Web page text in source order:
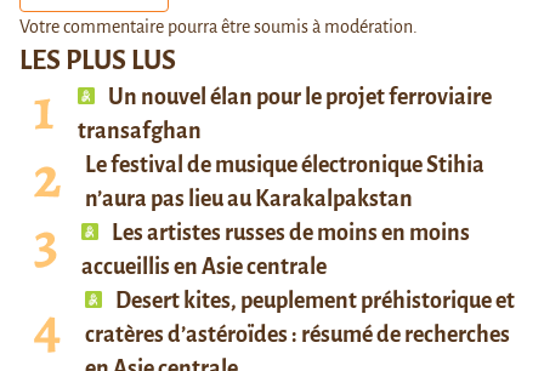
LES PLUS LUS
Un nouvel élan pour le projet ferroviaire
transafghan
Le festival de musique électronique Stihia
n’aura pas lieu au Karakalpakstan
Les artistes russes de moins en moins
accueillis en Asie centrale
Desert kites, peuplement préhistorique et
cratères d’astéroïdes : résumé de recherches
Votre commentaire pourra être soumis à modération.